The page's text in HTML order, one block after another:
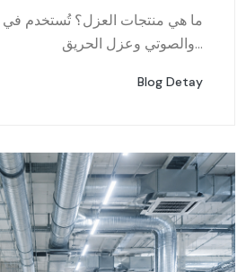
ما هي منتجات العزل؟ تُستخدم في
والصوتي وعزل الحريق...
Blog Detay